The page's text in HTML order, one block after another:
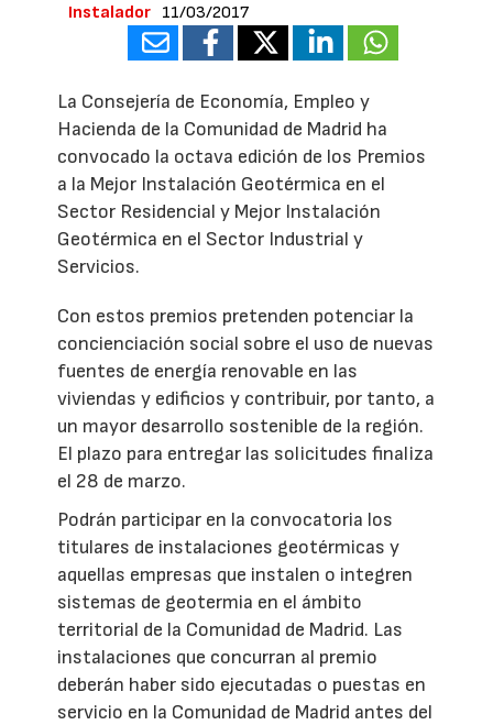
Instalador 11/03/2017
La Consejería de Economía, Empleo y
Hacienda de la Comunidad de Madrid ha
convocado la octava edición de los Premios
a la Mejor Instalación Geotérmica en el
Sector Residencial y Mejor Instalación
Geotérmica en el Sector Industrial y
Servicios.
Con estos premios pretenden potenciar la
concienciación social sobre el uso de nuevas
fuentes de energía renovable en las
viviendas y edificios y contribuir, por tanto, a
un mayor desarrollo sostenible de la región.
El plazo para entregar las solicitudes finaliza
el 28 de marzo.
Podrán participar en la convocatoria los
titulares de instalaciones geotérmicas y
aquellas empresas que instalen o integren
sistemas de geotermia en el ámbito
territorial de la Comunidad de Madrid. Las
instalaciones que concurran al premio
deberán haber sido ejecutadas o puestas en
servicio en la Comunidad de Madrid antes del